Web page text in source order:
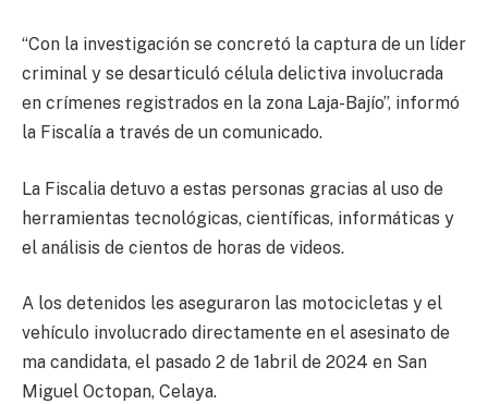
“Con la investigación se concretó la captura de un líder
criminal y se desarticuló célula delictiva involucrada
en crímenes registrados en la zona Laja-Bajío”, informó
la Fiscalía a través de un comunicado.
La Fiscalia detuvo a estas personas gracias al uso de
herramientas tecnológicas, científicas, informáticas y
el análisis de cientos de horas de videos.
A los detenidos les aseguraron las motocicletas y el
vehículo involucrado directamente en el asesinato de
ma candidata, el pasado 2 de 1abril de 2024 en San
Miguel Octopan, Celaya.